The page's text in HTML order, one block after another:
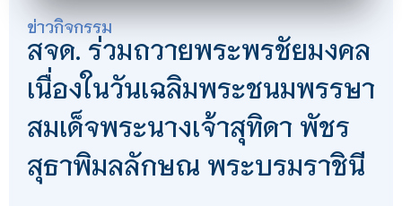
ข่าวกิจกรรม
สจด. ร่วมถวายพระพรชัยมงคล
เนื่องในวันเฉลิมพระชนมพรรษา
สมเด็จพระนางเจ้าสุทิดา พัชร
สุธาพิมลลักษณ พระบรมราชินี